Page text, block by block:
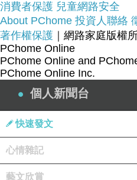
品號：3276835
★型號:B26561
★奶油底銀灰皮革面 超吸
★時尚型男首選
消費者保護 兒童網路安全
About PChome 投資人聯絡
著作權保護 ｜網路家庭版權
PChome Online
PChome Online and
PChome Online Inc.
個人新聞台
快速發文
心情雜記
藝文欣賞